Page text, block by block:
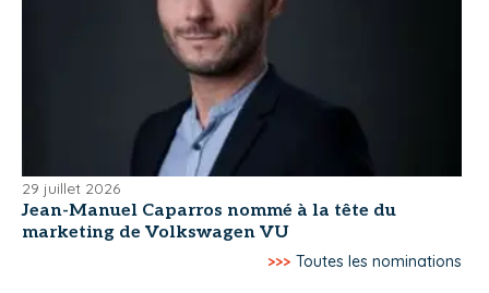
29 juillet 2026
Jean-Manuel Caparros nommé à la tête du
marketing de Volkswagen VU
>>> Toutes les nominations